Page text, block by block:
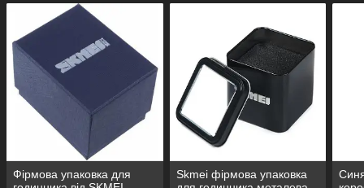
Фірмова упаковка для
Skmei фірмова упаковка